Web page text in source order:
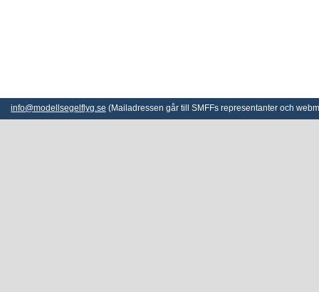
info@modellsegelflyg.se (Mailadressen går till SMFFs representanter och